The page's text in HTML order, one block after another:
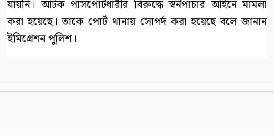
যায়নি। আটক পাসপোর্টধারীর বিরুদ্ধে স্বর্নপাচার আইনে মামলা
করা হয়েছে। তাকে পোর্ট থানায় সোপর্দ করা হয়েছে বলে জানান
ইমিগ্রেশন পুলিশ।